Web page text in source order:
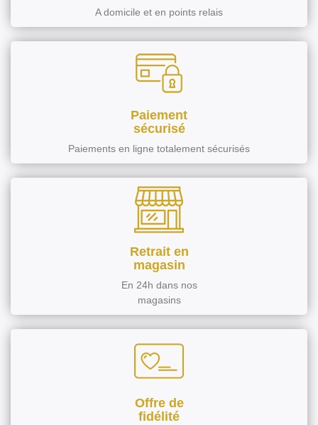
A domicile et en points relais
Paiement
sécurisé
Paiements en ligne totalement sécurisés
Retrait en
magasin
En 24h dans nos
magasins
Offre de
fidélité